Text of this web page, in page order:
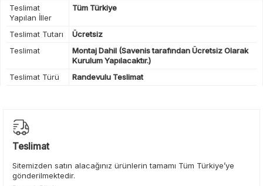
Teslimat
Yapılan İller
Tüm Türkiye
Teslimat Tutarı
Ücretsiz
Teslimat
Montaj Dahil (Savenis tarafından Ücretsiz Olarak
Kurulum Yapılacaktır.)
Teslimat Türü
Randevulu Teslimat
Teslimat
Sitemizden satın alacağınız ürünlerin tamamı Tüm Türkiye’ye
gönderilmektedir.